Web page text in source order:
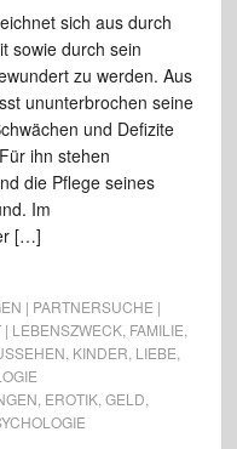
sich aus durch
sowie durch sein
zu werden. Aus
ununterbrochen seine
und Defizite
ihn stehen
die Pflege seines
Im
[…]
| PARTNERSUCHE |
| LEBENSZWECK, FAMILIE
KINDER LIEBE
EROTIK, GELD